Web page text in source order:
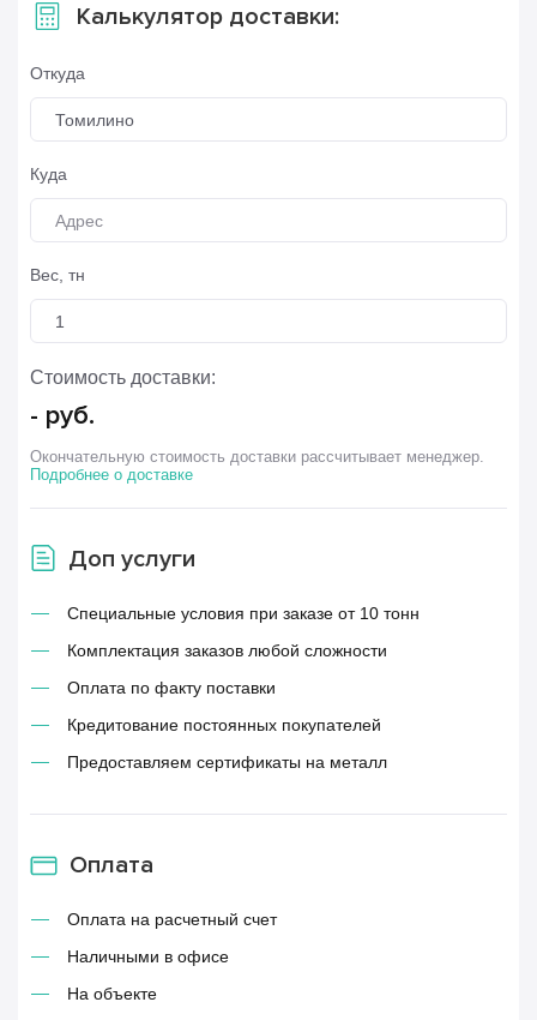
Калькулятор доставки:
Откуда
Томилино
Куда
Вес, тн
Стоимость доставки:
- руб.
Окончательную стоимость доставки рассчитывает менеджер.
Подробнее о доставке
Доп услуги
Специальные условия при заказе от 10 тонн
Комплектация заказов любой сложности
Оплата по факту поставки
Кредитование постоянных покупателей
Предоставляем сертификаты на металл
Оплата
Оплата на расчетный счет
Наличными в офисе
На объекте